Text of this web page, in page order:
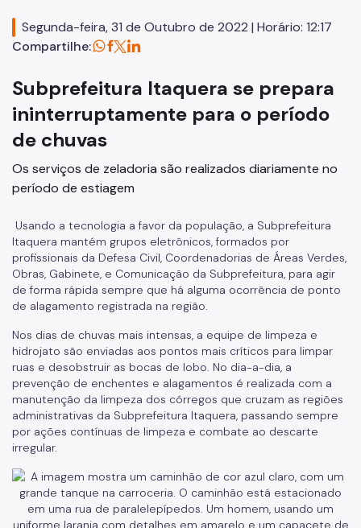
SP Mais Fácil
Cata-Bagulho
Termo de Cooperação
Programa de Metas
Segunda-feira, 31 de Outubro de 2022 | Horário: 12:17
Compartilhe:
Subprefeitura Itaquera se prepara
ininterruptamente para o período
de chuvas
Os serviços de zeladoria são realizados diariamente no
período de estiagem
Usando a tecnologia a favor da população, a Subprefeitura
Itaquera mantém grupos eletrônicos, formados por
profissionais da Defesa Civil, Coordenadorias de Áreas Verdes,
Obras, Gabinete, e Comunicação da Subprefeitura, para agir
de forma rápida sempre que há alguma ocorrência de ponto
de alagamento registrada na região.
Nos dias de chuvas mais intensas, a equipe de limpeza e
hidrojato são enviadas aos pontos mais críticos para limpar
ruas e desobstruir as bocas de lobo. No dia-a-dia, a
prevenção de enchentes e alagamentos é realizada com a
manutenção da limpeza dos córregos que cruzam as regiões
administrativas da Subprefeitura Itaquera, passando sempre
por ações contínuas de limpeza e combate ao descarte
irregular.